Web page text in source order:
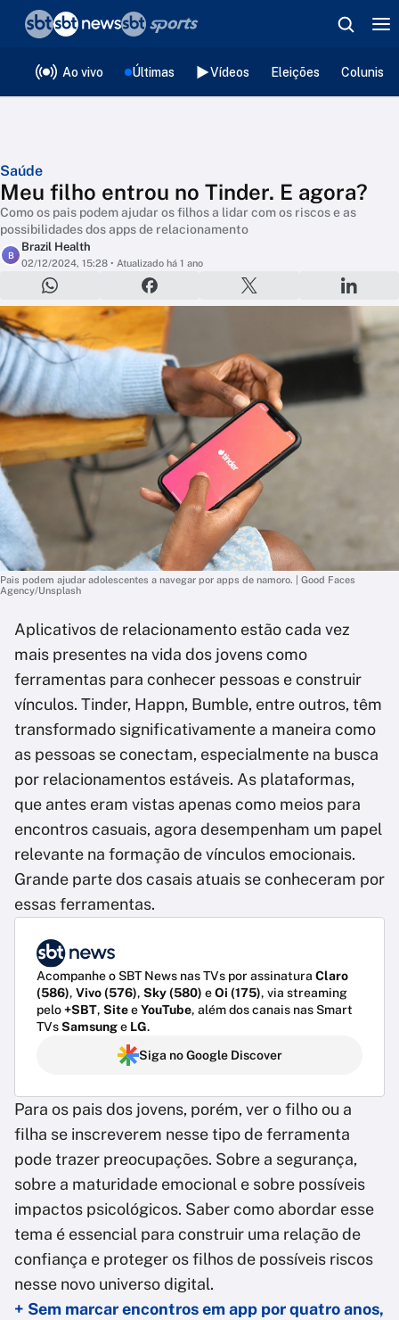
Ao vivo Últimas Vídeos Eleições
Saúde
Meu filho entrou no Tinder. E agora?
Como os pais podem ajudar os filhos a lidar com os riscos e as
possibilidades dos apps de relacionamento
B
Brazil Health
02/12/2024, 15:28 • Atualizado há 1 ano
Pais podem ajudar adolescentes a navegar por apps de namoro. | Good Faces
Agency/Unsplash
Aplicativos de relacionamento estão cada vez
mais presentes na vida dos jovens como
ferramentas para conhecer pessoas e construir
vínculos. Tinder, Happn, Bumble, entre outros, têm
transformado significativamente a maneira como
as pessoas se conectam, especialmente na busca
por relacionamentos estáveis. As plataformas,
que antes eram vistas apenas como meios para
encontros casuais, agora desempenham um papel
relevante na formação de vínculos emocionais.
Grande parte dos casais atuais se conheceram por
essas ferramentas.
Acompanhe o SBT News nas TVs por assinatura Claro
(586), Vivo (576), Sky (580) eOi (175), via streaming
pelo+SBT, SiteeYouTube, além dos canais nas Smart
TVsSamsunge LG.
Siga no Google Discover
Para os pais dos jovens, porém, ver o filho ou a
filha se inscreverem nesse tipo de ferramenta
pode trazer preocupações. Sobre a segurança,
sobre a maturidade emocional e sobre possíveis
impactos psicológicos. Saber como abordar esse
tema é essencial para construir uma relação de
confiança e proteger os filhos de possíveis riscos
nesse novo universo digital.
+ Sem marcar encontros em app por quatro anos,
❮voltar
Editorias